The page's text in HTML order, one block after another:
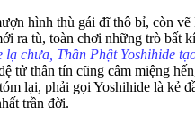
hình thù gái đĩ thô bỉ, còn
ra tù, toàn chơi những trò bất
lạ chưa, Thần Phật Yoshihide
tử thân tín cũng câm miệng
lại, phải gọi Yoshihide là kẻ
trần đời.